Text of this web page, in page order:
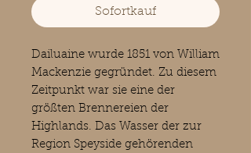
Sofortkauf
Dailuaine wurde 1851 von William
Mackenzie gegründet. Zu diesem
Zeitpunkt war sie eine der
größten Brennereien der
Highlands. Das Wasser der zur
Region Speyside gehörenden